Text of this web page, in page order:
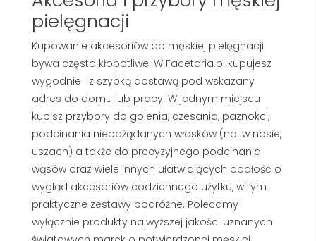
pielęgnacji
Kupowanie akcesoriów do męskiej pielęgnacji
bywa często kłopotliwe. W Facetaria.pl kupujesz
wygodnie i z szybką dostawą pod wskazany
adres do domu lub pracy. W jednym miejscu
kupisz przybory do golenia, czesania, paznokci,
podcinania niepożądanych włosków (np. w nosie,
uszach) a także do precyzyjnego podcinania
wąsów oraz wiele innych ułatwiających dbałość o
wygląd akcesoriów codziennego użytku, w tym
praktyczne zestawy podróżne. Polecamy
wyłącznie produkty najwyższej jakości uznanych